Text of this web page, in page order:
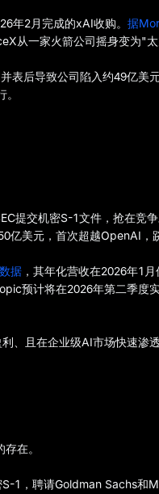
年2月完成的xAI收购。 据
从一家火箭公司摇身变为"太
表后导致公司陷入约49亿美元
提交机密S-1文件，抢在竞
美元，首次超越OpenAI，
据 ，其年化营收在2026年1
预计将在2026年第二季度
、且在企业级AI市场快速渗透
在。
1，聘请Goldman Sachs和